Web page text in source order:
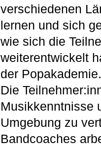
verschiedenen
lernen und sich
wie sich die
weiterentwickelt
der Popakademie.
Die
Musikkenntnisse
Umgebung zu
Bandcoaches